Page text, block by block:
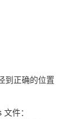
到正确的位置
件：